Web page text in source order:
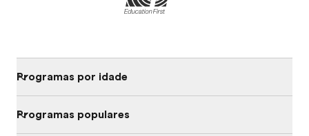
Programas por idade
Programas populares